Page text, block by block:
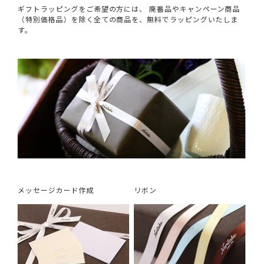
ギフトラッピングをご希望の方には、 廃番品やキャンペーン商品
（特別価格品）を除く全ての商品を、無料でラッピングいたしま
す。
メッセージカード作成 リボン